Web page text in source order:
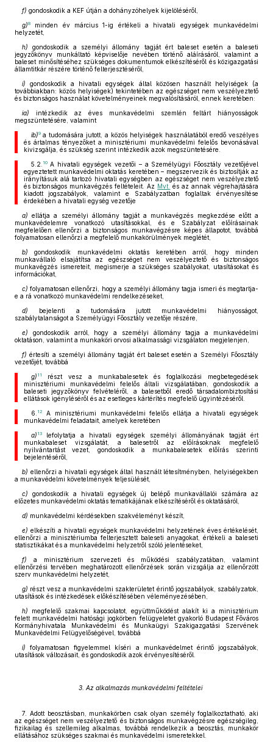
f) gondoskodik a KEF útján a dohányzóhelyek kijelöléséről,
g)8
minden év március 1-ig értékeli a hivatali egységek munkavédelmi
helyzetét,
h) gondoskodik a személyi állomány tagját ért baleset esetén a baleseti
jegyzőkönyv munkáltató képviselője nevében történő aláírásáról, valamint a
baleset minősítéséhez szükséges dokumentumok elkészítéséről és közigazgatási
államtitkár részére történő felterjesztéséről,
i) gondoskodik a hivatali egységek által közösen használt helyiségek (a
továbbiakban: közös helyiségek) tekintetében az egészséget nem veszélyeztető
és biztonságos használat követelményeinek megvalósításáról, ennek keretében:
ia) intézkedik az éves munkavédelmi szemlén feltárt hiányosságok
megszüntetésére, valamint
ib)9a tudomására jutott, a közös helyiségek használatából eredő veszélyes
és ártalmas tényezőket a minisztériumi munkavédelmi felelős bevonásával
kivizsgálja, és szükség szerint intézkedik azok megszüntetésére.
5.2. 10A hivatali egységek vezetői – a Személyügyi Főosztály vezetőjével
egyeztetett munkavédelmi oktatás keretében – megszervezik és biztosítják az
irányításuk alá tartozó hivatali egységben az egészséget nem veszélyeztető
és biztonságos munkavégzés feltételeit. Az Mvt. és az annak végrehajtására
kiadott jogszabályok, valamint e Szabályzatban foglaltak érvényesítése
érdekében a hivatali egység vezetője
a) ellátja a személyi állomány tagját a munkavégzés megkezdése előtt a
munkavédelemre vonatkozó utasításokkal, és e Szabályzat előírásainak
megfelelően ellenőrzi a biztonságos munkavégzésre képes állapotot, továbbá
folyamatosan ellenőrzi a megfelelő munkakörülmények meglétét,
b) gondoskodik munkavédelmi oktatás keretében arról, hogy minden
munkavállaló elsajátítsa az egészséget nem veszélyeztető és biztonságos
munkavégzés ismereteit, megismerje a szükséges szabályokat, utasításokat és
információkat,
c) folyamatosan ellenőrzi, hogy a személyi állomány tagja ismeri és megtartja-
e a rá vonatkozó munkavédelmi rendelkezéseket,
d) bejelenti a tudomására jutott munkavédelmi hiányosságot,
szabálytalanságot a Személyügyi Főosztály vezetője részére,
e) gondoskodik arról, hogy a személyi állomány tagja a munkavédelmi
oktatáson, valamint a munkaköri orvosi alkalmassági vizsgálaton megjelenjen,
f) értesíti a személyi állomány tagját ért baleset esetén a Személyi Főosztály
vezetőjét, továbbá
g) 11
részt vesz a munkabalesetek és foglalkozási megbetegedések
minisztériumi munkavédelmi felelős általi vizsgálatában, gondoskodik a
baleseti jegyzőkönyv felvételéről, a balesetből eredő társadalombiztosítási
ellátások igényléséről és az esetleges kártérítés megfelelő ügyintézéséről.
6. 12
A minisztériumi munkavédelmi felelős ellátja a hivatali egységek
munkavédelmi feladatait, amelyek keretében
a) 13lefolytatja a hivatali egységek személyi állományának tagját ért
munkabaleset vizsgálatát, a balesetről az előírásoknak megfelelő
nyilvántartást vezet, gondoskodik a munkabalesetek előírás szerinti
bejelentéséről,
b) ellenőrzi a hivatali egységek által használt létesítményben, helyiségekben
a munkavédelmi követelmények teljesülését,
c) gondoskodik a hivatali egységek új belépő munkavállalói számára az
előzetes munkavédelmi oktatás tematikájának elkészítéséről és oktatásáról,
d) munkavédelmi kérdésekben szakvéleményt készít,
e) elkészíti a hivatali egységek munkavédelmi helyzetének éves értékelését,
ellenőrzi a minisztériumba felterjesztett baleseti anyagokat, értékeli a baleseti
statisztikákat és a munkavédelmi helyzetről szóló jelentéseket,
f) a minisztérium szervezeti és működési szabályzatában, valamint
ellenőrzési tervében meghatározott ellenőrzések során vizsgálja az ellenőrzött
szerv munkavédelmi helyzetét,
g) részt vesz a munkavédelmi szakterületet érintő jogszabályok, szabályzatok,
utasítások és intézkedések előkészítésében véleményezésében,
h) megfelelő szakmai kapcsolatot, együttműködést alakít ki a minisztérium
felett munkavédelmi hatósági jogkörben felügyeletet gyakorló Budapest Főváros
Kormányhivatala Munkavédelmi és Munkaügyi Szakigazgatási Szervének
Munkavédelmi Felügyelőségével, továbbá
i) folyamatosan figyelemmel kíséri a munkavédelmet érintő jogszabályok,
utasítások változásait, és gondoskodik azok érvényesítéséről.
3. Az alkalmazás munkavédelmi feltételei
7. Adott beosztásban, munkakörben csak olyan személy foglalkoztatható, aki
az egészséget nem veszélyeztető és biztonságos munkavégzésre egészségileg,
fizikailag és szellemileg alkalmas, továbbá rendelkezik a beosztás, munkakör
ellátásához szükséges szakmai és munkavédelmi ismeretekkel.